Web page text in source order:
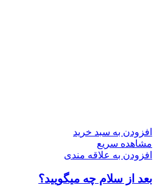
افزودن به سبد خرید
مشاهده سریع
افزودن به علاقه مندی
بعد از سلام چه می­گویید؟